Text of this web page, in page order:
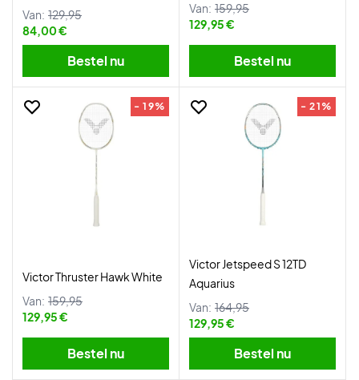
Van: 129,95
84,00 €
Bestel nu
Van: 159,95
129,95 €
Bestel nu
- 19%
Victor Thruster Hawk White
Van: 159,95
129,95 €
Bestel nu
- 21%
Victor Jetspeed S 12TD
Aquarius
Van: 164,95
129,95 €
Bestel nu